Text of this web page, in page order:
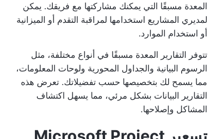
المعدة مسبقًا التي يمكنك مشاركتها مع فريقك. يمكن
لمديري المشاريع استخدامها لمراقبة التقدم أو الميزانية
أو استخدام الموارد.
تتوفر التقارير المعدة مسبقًا في أنواع مختلفة، مثل
الرسوم البيانية والجداول المحورية ولوحات المعلومات،
مما يسمح لك بتخصيصها حسب تفضيلاتك. تعرض هذه
التقارير البيانات بشكل مرئي، مما يسهل اكتشاف
المشاكل وإصلاحها.